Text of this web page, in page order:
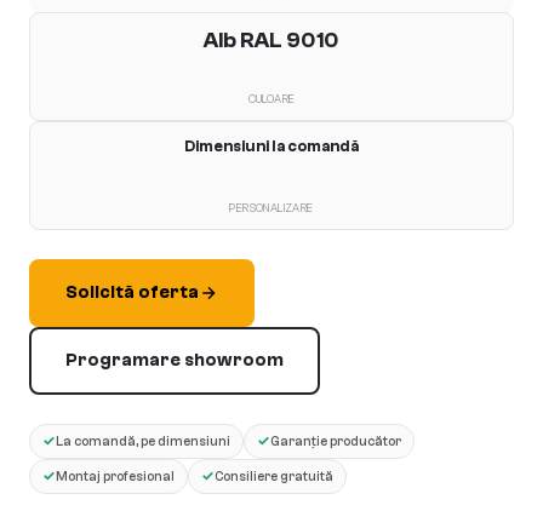
Alb RAL 9010
CULOARE
Dimensiuni la comandă
PERSONALIZARE
Solicită oferta
Programare showroom
✓ La comandă, pe dimensiuni ✓Garanție producător
✓ Montaj profesional ✓Consiliere gratuită